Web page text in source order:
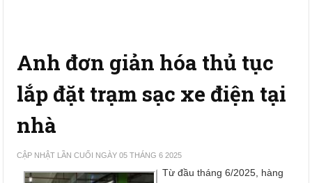
Anh đơn giản hóa thủ tục
lắp đặt trạm sạc xe điện tại
nhà
CẬP NHẬT LẦN CUỐI NGÀY 05 THÁNG 6 2025
Từ đầu tháng 6/2025, hàng